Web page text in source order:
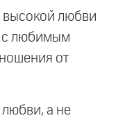
высокой любви
с любимым
от
любви, а не